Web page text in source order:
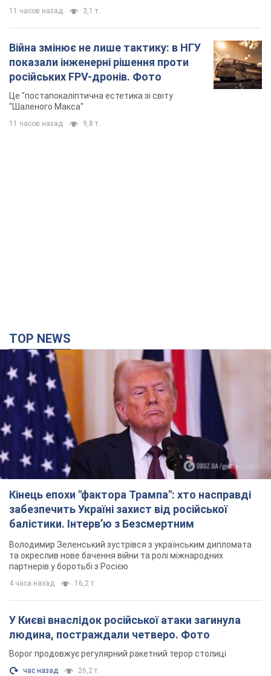
11 часов назад 3,1 т.
Війна змінює не лише тактику: в НГУ
показали інженерні рішення проти
російських FPV-дронів. Фото
Це "постапокаліптична естетика зі світу
"Шаленого Макса"
11 часов назад 9,8 т.
TOP NEWS
Кінець епохи "фактора Трампа": хто насправді
забезпечить Україні захист від російської
балістики. Інтерв’ю з Безсмертним
Володимир Зеленський зустрівся з українським дипломата
та окреслив нове бачення війни та ролі міжнародних
партнерів у боротьбі з Росією
4 часа назад 16,2 т.
У Києві внаслідок російської атаки загинула
людина, постраждали четверо. Фото
Ворог продовжує регулярний ракетний терор столиці
час назад 26,2 т.